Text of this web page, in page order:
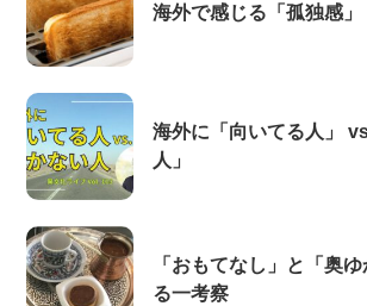
海外で感じる「孤独感」
海外に「向いてる人」
人」
「おもてなし」と「奥
る一考察